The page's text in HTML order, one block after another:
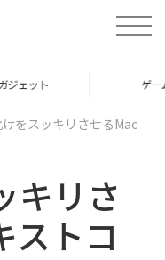
t
o
v
をスッキリさせるMac
キリさ
ストコ